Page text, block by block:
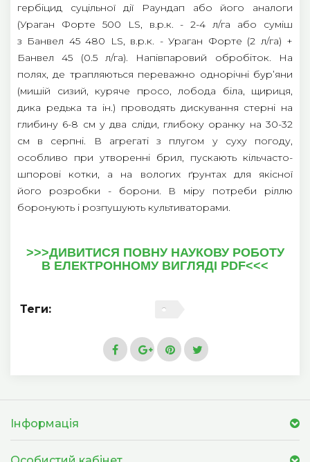
гербіцид суцільної дії Раундап або його аналоги
(Ураган Форте 500 LS, в.р.к. - 2-4 л/га або суміш
з Банвел 45 480 LS, в.р.к. - Ураган Форте (2 л/га) +
Банвел 45 (0.5 л/га). Напівпаровий обробіток. На
полях, де трапляються переважно однорічні бур’яни
(мишій сизий, куряче просо, лобода біла, щириця,
дика редька та ін.) проводять дискування стерні на
глибину 6-8 см у два сліди, глибоку оранку на 30-32
см в серпні. В агрегаті з плугом у суху погоду,
особливо при утворенні брил, пускають кільчасто-
шпорові котки, а на вологих ґрунтах для якісної
його розробки - борони. В міру потреби ріллю
боронують і розпушують культиваторами.
>>>ДИВИТИСЯ ПОВНУ НАУКОВУ РОБОТУ
В ЕЛЕКТРОННОМУ ВИГЛЯДІ PDF<<<
Теги:
Інформація